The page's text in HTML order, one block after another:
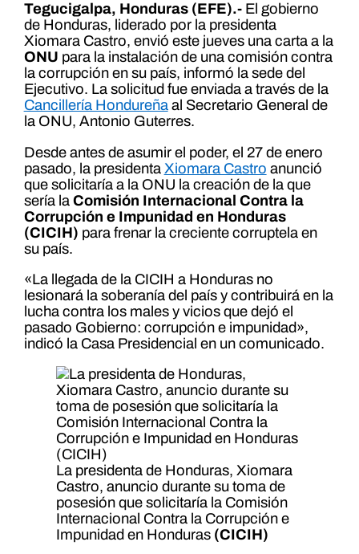
Tegucigalpa, Honduras (EFE).-El gobierno
de Honduras, liderado por la presidenta
Xiomara Castro, envió este jueves una carta a la
ONU para la instalación de una comisión contra
la corrupción en su país, informó la sede del
Ejecutivo. La solicitud fue enviada a través de la
Cancillería Hondureñaal Secretario General de
la ONU, Antonio Guterres.
Desde antes de asumir el poder, el 27 de enero
pasado, la presidenta Xiomara Castro anunció
que solicitaría a la ONU la creación de la que
sería la Comisión Internacional Contra la
Corrupción e Impunidad en Honduras
(CICIH) para frenar la creciente corruptela en
su país.
«La llegada de la CICIH a Honduras no
lesionará la soberanía del país y contribuirá en la
lucha contra los males y vicios que dejó el
pasado Gobierno: corrupción e impunidad»,
indicó la Casa Presidencial en un comunicado.
La presidenta de Honduras, Xiomara
Castro, anuncio durante su toma de
posesión que solicitaría la Comisión
Internacional Contra la Corrupción e
Impunidad en Honduras (CICIH)